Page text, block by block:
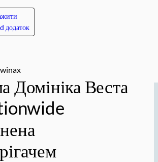
додаток
winax
Домініка Веста